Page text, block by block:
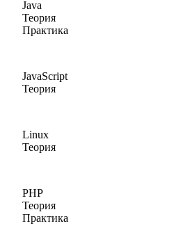
Java
Теория
Практика
JavaScript
Теория
Linux
Теория
PHP
Теория
Практика